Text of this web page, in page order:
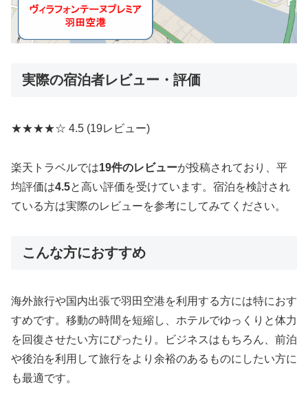
実際の宿泊者レビュー・評価
★★★★☆ 4.5 (19レビュー)
楽天トラベルでは19件のレビューが投稿されており、平
均評価は4.5と高い評価を受けています。宿泊を検討され
ている方は実際のレビューを参考にしてみてください。
こんな方におすすめ
海外旅行や国内出張で羽田空港を利用する方には特におす
すめです。移動の時間を短縮し、ホテルでゆっくりと体力
を回復させたい方にぴったり。ビジネスはもちろん、前泊
や後泊を利用して旅行をより余裕のあるものにしたい方に
も最適です。